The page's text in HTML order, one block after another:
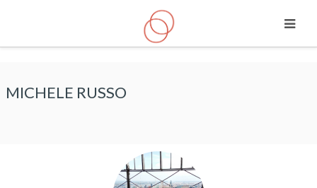
MICHELE RUSSO